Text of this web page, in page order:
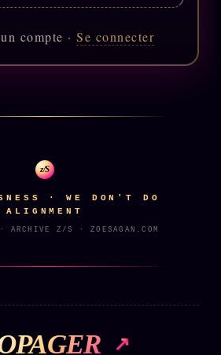
membre
2017
compte ·Se connecter
z/S
· WE DON'T DO
ALIGNMENT
Z/S · ZOESAGAN.COM